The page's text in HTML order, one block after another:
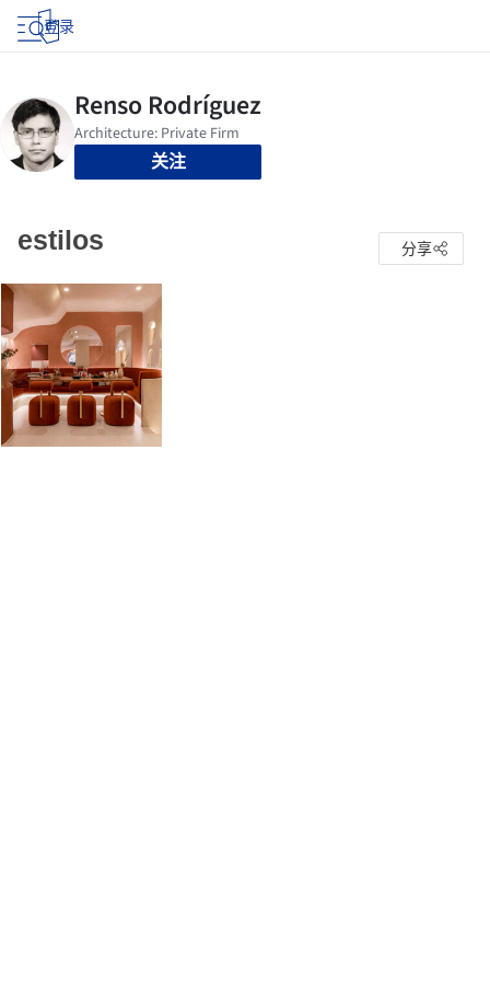
登录
关注
estilos 分享